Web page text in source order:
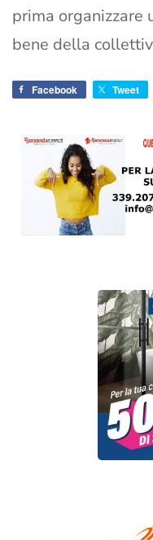
prima organizzare
bene della
Facebook Tweet